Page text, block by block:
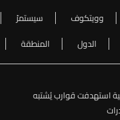
وويتكوف سيستمرّ
الدول المنطقة
استهدفت قوارب يُشتبه